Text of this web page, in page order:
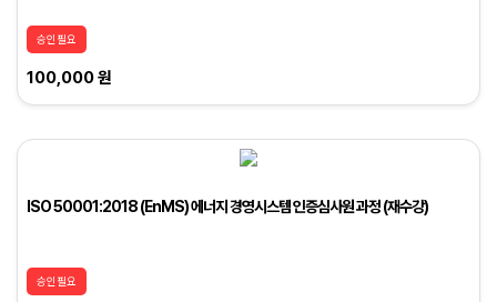
승인필요
100,000 원
ISO 50001:2018 (EnMS) 에너지 경영시스템 인증심사원 과정 (재수강)
승인필요